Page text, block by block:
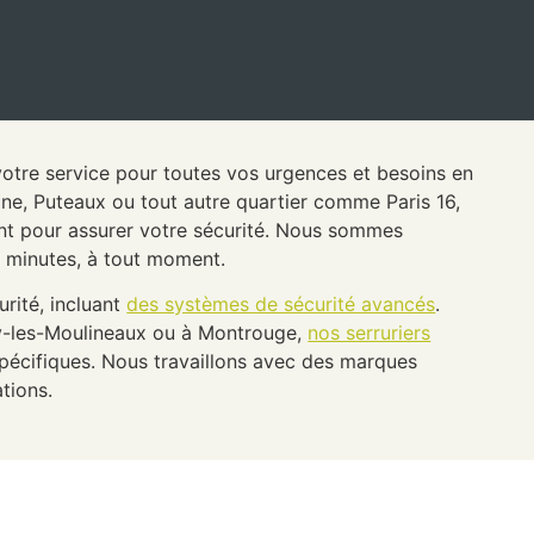
service pour toutes vos urgences et besoins en
Puteaux ou tout autre quartier comme Paris 16,
pour assurer votre sécurité. Nous sommes
à tout moment.
incluantdes systèmes de sécurité avancés.
Moulineaux ou à Montrouge, nos serruriers
Nous travaillons avec des marques